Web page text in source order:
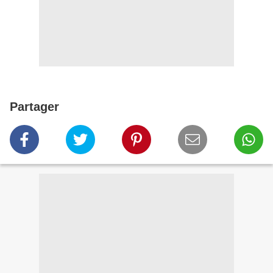
Partager